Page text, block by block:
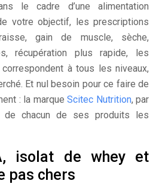
le cadre d’une alimentation
votre objectif, les prescriptions
gain de muscle, sèche,
récupération plus rapide, les
à tous les niveaux,
Et nul besoin pour ce faire de
: la marque Scitec Nutrition, par
de chacun de ses produits les
isolat de whey et
pas chers